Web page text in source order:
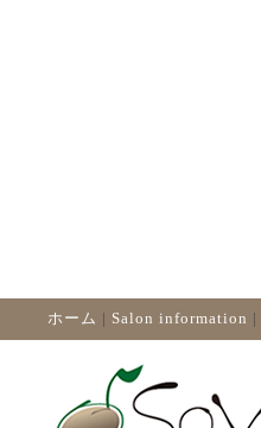
ホーム | Salon information |